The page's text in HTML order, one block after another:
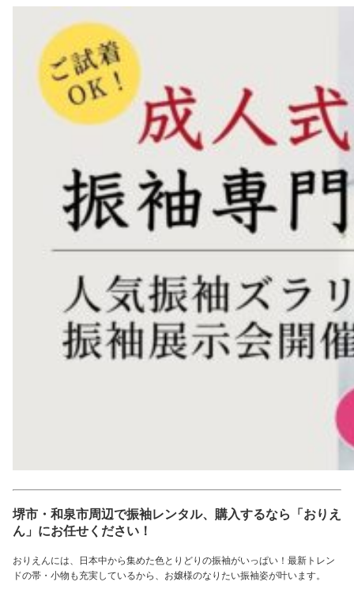
堺市・和泉市周辺で振袖レンタル、購入するなら「おりえ
ん」にお任せください！
おりえんには、日本中から集めた色とりどりの振袖がいっぱい！最新トレン
ドの帯・小物も充実しているから、お嬢様のなりたい振袖姿が叶います。